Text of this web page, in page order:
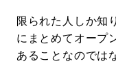
限られた人しか知
にまとめてオープ
あることなのでは